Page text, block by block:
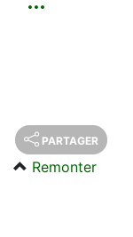
PARTAGER
Remonter